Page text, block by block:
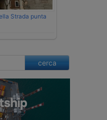
Strada punta
cerca